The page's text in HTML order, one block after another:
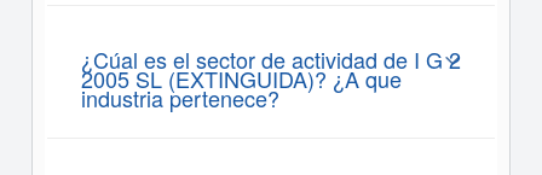
¿Cúal es el sector de actividad de I G 2
2005 SL (EXTINGUIDA)? ¿A que
industria pertenece?